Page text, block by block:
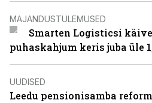
MAJANDUSTULEMUSED
Smarten Logisticsi käive
puhaskahjum keris juba üle
UUDISED
Leedu pensionisamba